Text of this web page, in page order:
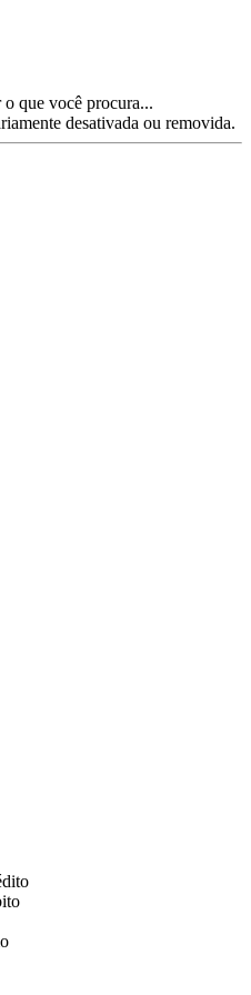
que você procura...
desativada ou removida.